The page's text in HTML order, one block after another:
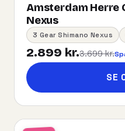
Amsterdam Herre
Nexus
3 Gear Shimano Nexus
2.899 kr.3.699 kr.
SE